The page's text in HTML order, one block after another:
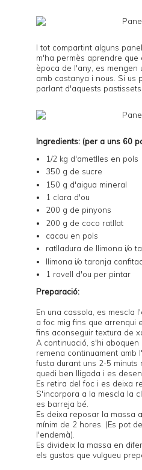
I tot compartint alguns
m'ha permès aprendre que
època de l'any, es mengen
amb castanya i nous. Si us
parlant d'aquests pastissets
Ingredients: (per a uns 60
1/2 kg d'ametlles en pols
350 g de sucre
150 g d'aigua mineral
1 clara d'ou
200 g de pinyons
200 g de coco ratllat
cacau en pols
ratlladura de llimona i/o
llimona i/o taronja
1 rovell d'ou per pintar
Preparació:
En una cassola, es mescla
a foc mig fins que arrenqui
fins aconseguir textura de
A continuació, s'hi
remena continuament amb
fusta durant uns 2-5 minuts
quedi ben lligada i es
Es retira del foc i es deixa
S'incorpora a la mescla la
es barreja bé.
Es deixa reposar la massa
mínim de 2 hores. (Es pot
l'endemà).
Es divideix la massa en
els gustos que vulgueu